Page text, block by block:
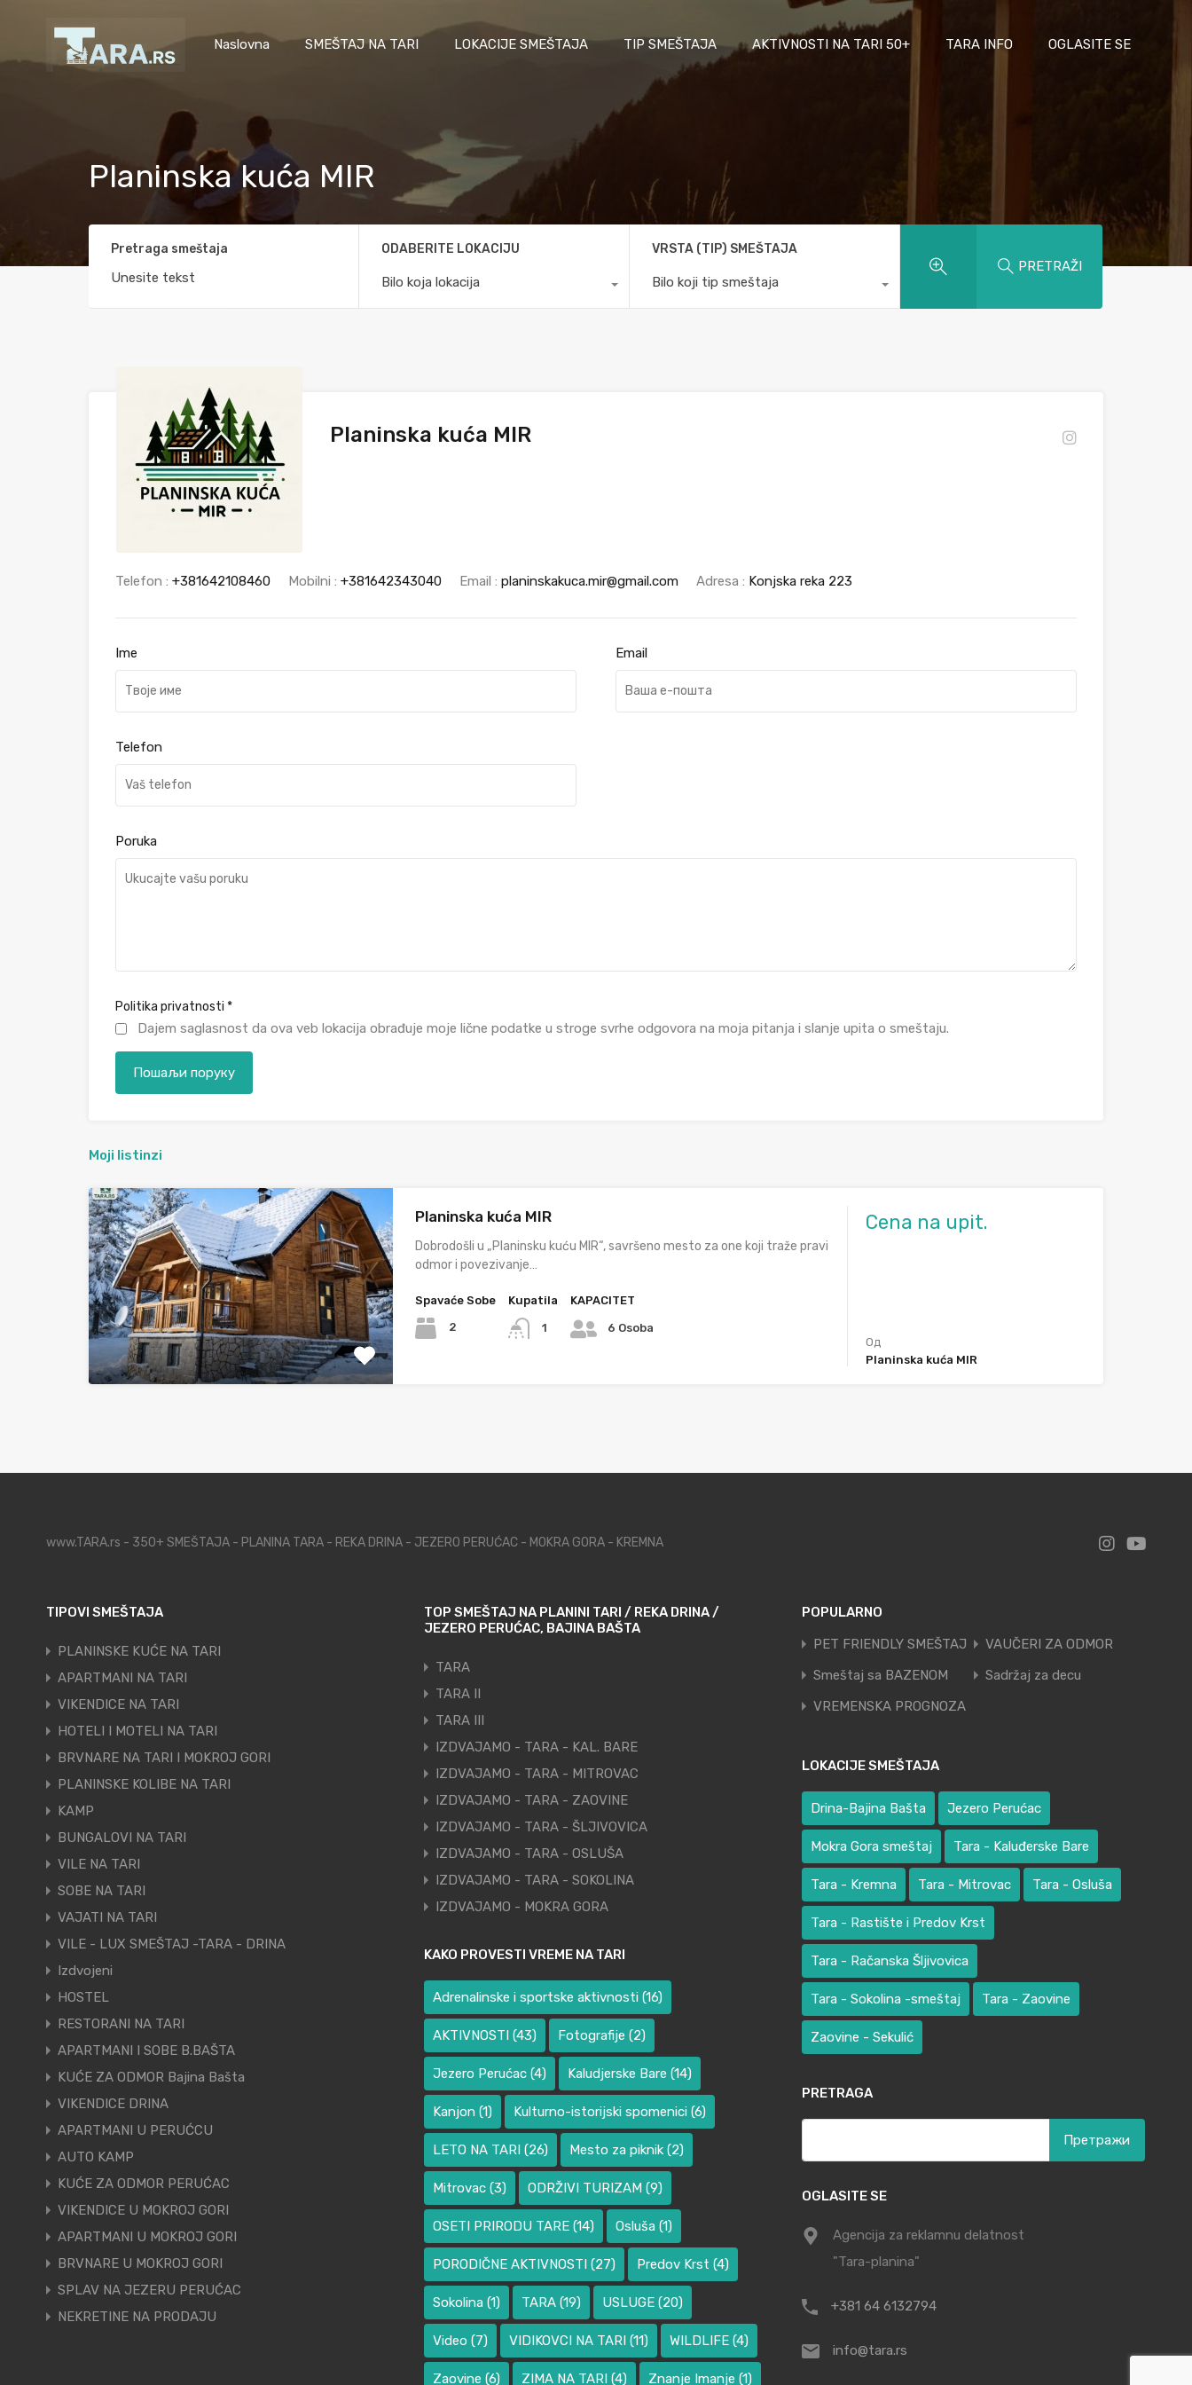
Naslovna SMEŠTAJ NA TARI LOKACIJE SMEŠTAJA TIP SMEŠTAJA AKTIVNOSTI NA TARI 50+ TARA INFO OGLASITE SE
Planinska kuća MIR
Pretraga smeštaja ODABERITE LOKACIJU
Bilo koja lokacija
VRSTA (TIP) SMEŠTAJA
Bilo koji tip smeštaja
PRETRAŽI
Planinska kuća MIR
Telefon : +381642108460 Mobilni : +381642343040 Email : planinskakuca.mir@gmail.com Adresa : Konjska reka 223
Ime Email
Telefon
Poruka
Politika privatnosti *
Dajem saglasnost da ova veb lokacija obrađuje moje lične podatke u stroge svrhe odgovora na moja pitanja i slanje upita o smeštaju.
Moji listinzi
Planinska kuća MIR
Dobrodošli u „Planinsku kuću MIR“, savršeno mesto za one koji traže pravi
odmor i povezivanje…
Spavaće Sobe
2
Kupatila
1
KAPACITET
6 Osoba
Cena na upit.
Од
Planinska kuća MIR
www.TARA.rs - 350+ SMEŠTAJA - PLANINA TARA - REKA DRINA - JEZERO PERUĆAC - MOKRA GORA - KREMNA
TIPOVI SMEŠTAJA
PLANINSKE KUĆE NA TARI
APARTMANI NA TARI
VIKENDICE NA TARI
HOTELI I MOTELI NA TARI
BRVNARE NA TARI I MOKROJ GORI
PLANINSKE KOLIBE NA TARI
KAMP
BUNGALOVI NA TARI
VILE NA TARI
SOBE NA TARI
VAJATI NA TARI
VILE - LUX SMEŠTAJ -TARA - DRINA
Izdvojeni
HOSTEL
RESTORANI NA TARI
APARTMANI I SOBE B.BAŠTA
KUĆE ZA ODMOR Bajina Bašta
VIKENDICE DRINA
APARTMANI U PERUĆCU
AUTO KAMP
KUĆE ZA ODMOR PERUĆAC
VIKENDICE U MOKROJ GORI
APARTMANI U MOKROJ GORI
BRVNARE U MOKROJ GORI
SPLAV NA JEZERU PERUĆAC
NEKRETINE NA PRODAJU
TOP SMEŠTAJ NA PLANINI TARI / REKA DRINA /
JEZERO PERUĆAC, BAJINA BAŠTA
TARA
TARA II
TARA III
IZDVAJAMO - TARA - KAL. BARE
IZDVAJAMO - TARA - MITROVAC
IZDVAJAMO - TARA - ZAOVINE
IZDVAJAMO - TARA - ŠLJIVOVICA
IZDVAJAMO - TARA - OSLUŠA
IZDVAJAMO - TARA - SOKOLINA
IZDVAJAMO - MOKRA GORA
KAKO PROVESTI VREME NA TARI
Adrenalinske i sportske aktivnosti (16)
AKTIVNOSTI (43) Fotografije (2)
Jezero Perućac (4) Kaludjerske Bare (14)
Kanjon (1) Kulturno-istorijski spomenici (6)
LETO NA TARI (26) Mesto za piknik (2)
Mitrovac (3) ODRŽIVI TURIZAM (9)
OSETI PRIRODU TARE (14) Osluša (1)
PORODIČNE AKTIVNOSTI (27) Predov Krst (4)
Sokolina (1) TARA (19) USLUGE (20)
Video (7) VIDIKOVCI NA TARI (11) WILDLIFE (4)
Zaovine (6) ZIMA NA TARI (4) Znanje Imanje (1)
POPULARNO
PET FRIENDLY SMEŠTAJ
VAUČERI ZA ODMOR
Smeštaj sa BAZENOM
Sadržaj za decu
VREMENSKA PROGNOZA
LOKACIJE SMEŠTAJA
Drina-Bajina Bašta Jezero Perućac
Mokra Gora smeštaj Tara - Kaluđerske Bare
Tara - Kremna Tara - Mitrovac Tara - Osluša
Tara - Rastište i Predov Krst
Tara - Račanska Šljivovica
Tara - Sokolina -smeštaj Tara - Zaovine
Zaovine - Sekulić
PRETRAGA
за:
OGLASITE SE
Agencija za reklamnu delatnost
"Tara-planina"
+381 64 6132794
info@tara.rs